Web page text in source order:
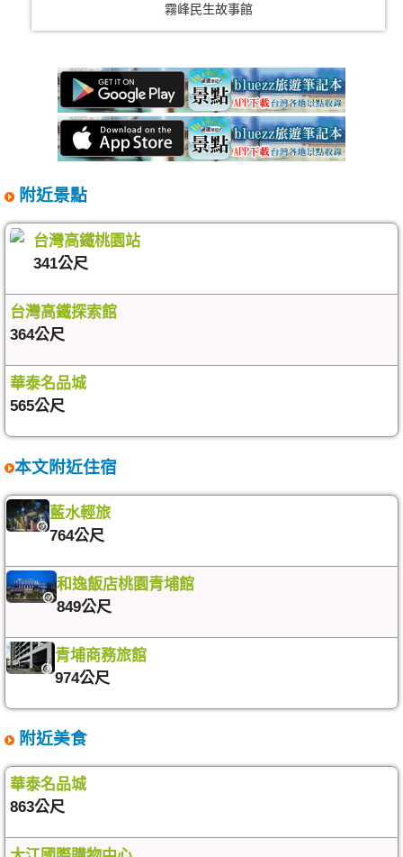
霧峰民生故事館
附近景點
台灣高鐵桃園站
341公尺
台灣高鐵探索館
364公尺
華泰名品城
565公尺
本文附近住宿
藍水輕旅
764公尺
和逸飯店桃園青埔館
849公尺
青埔商務旅館
974公尺
附近美食
華泰名品城
863公尺